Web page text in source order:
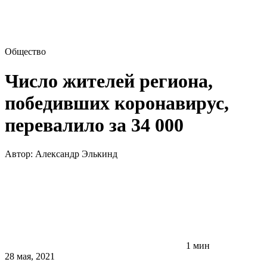
Общество
Число жителей региона,
победивших коронавирус,
перевалило за 34 000
Автор: Александр Элькинд
1 мин
28 мая, 2021